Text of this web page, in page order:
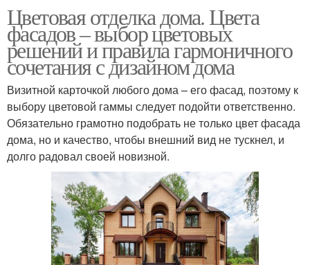
Цветовая отделка дома. Цвета
фасадов – выбор цветовых
решений и правила гармоничного
сочетания с дизайном дома
Визитной карточкой любого дома – его фасад, поэтому к
выбору цветовой гаммы следует подойти ответственно.
Обязательно грамотно подобрать не только цвет фасада
дома, но и качество, чтобы внешний вид не тускнел, и
долго радовал своей новизной.